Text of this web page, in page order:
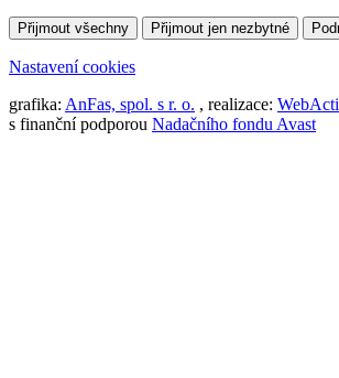
Přijmout všechny Přijmout jen nezbytné
Nastavení cookies
grafika: AnFas, spol. s r. o. , realizace:
s finanční podporou Nadačního fondu Avast